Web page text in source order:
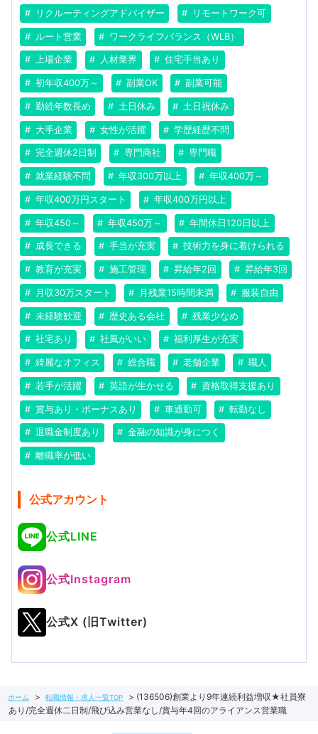
リクルーティングアドバイザー リモートワーク可
ルート営業 ワークライフバランス（WLB）
上場企業 人材業界 住宅手当あり
初年収400万～ 副業OK 副業可能
勤続年数長め 土日休み 土日祝休み
大手企業 女性が活躍 学歴経歴不問
完全週休2日制 専門商社 専門職
就業経験不問 年収300万以上 年収400万～
年収400万円スタート 年収400万円以上
年収450～ 年収450万～ 年間休日120日以上
成長できる 手当が充実 技術力を身に着けられる
教育が充実 施工管理 昇給年2回 昇給年3回
月収30万スタート 月残業15時間未満 服装自由
未経験歓迎 歴史ある会社 残業少なめ
社宅あり 社風がいい 福利厚生が充実
綺麗なオフィス 総合職 老舗企業 職人
若手が活躍 英語が生かせる 資格取得支援あり
賞与あり・ボーナスあり 車通勤可 転勤なし
退職金制度あり 金融の知識が身につく
離職率が低い
公式アカウント
公式LINE
公式Instagram
公式X (旧Twitter)
ホーム 転職情報・求人一覧TOP
(136506)創業より9年連続利益増収★社員寮
あり/完全週休二日制/飛び込み営業なし/賞与年4回のアライアンス営業職